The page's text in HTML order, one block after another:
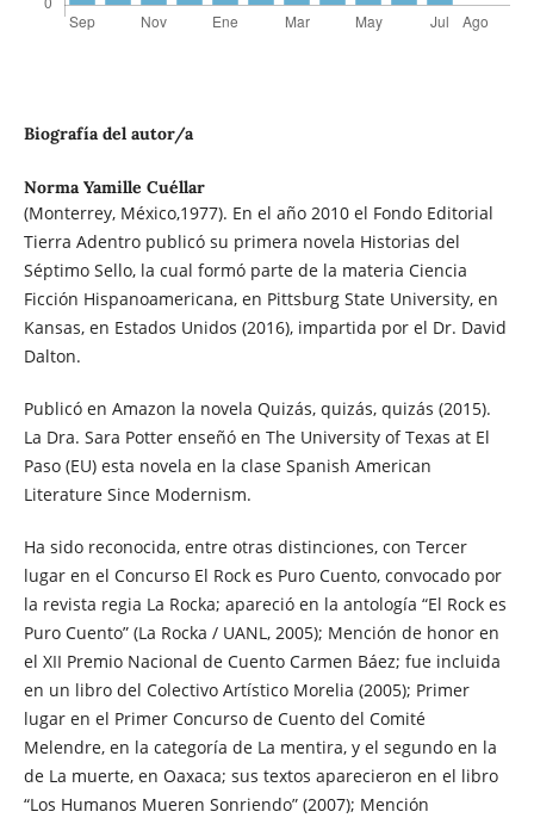
Biografía del autor/a
Norma Yamille Cuéllar
(Monterrey, México,1977). En el año 2010 el Fondo Editorial
Tierra Adentro publicó su primera novela Historias del
Séptimo Sello, la cual formó parte de la materia Ciencia
Ficción Hispanoamericana, en Pittsburg State University, en
Kansas, en Estados Unidos (2016), impartida por el Dr. David
Dalton.
Publicó en Amazon la novela Quizás, quizás, quizás (2015).
La Dra. Sara Potter enseñó en The University of Texas at El
Paso (EU) esta novela en la clase Spanish American
Literature Since Modernism.
Ha sido reconocida, entre otras distinciones, con Tercer
lugar en el Concurso El Rock es Puro Cuento, convocado por
la revista regia La Rocka; apareció en la antología “El Rock es
Puro Cuento” (La Rocka / UANL, 2005); Mención de honor en
el XII Premio Nacional de Cuento Carmen Báez; fue incluida
en un libro del Colectivo Artístico Morelia (2005); Primer
lugar en el Primer Concurso de Cuento del Comité
Melendre, en la categoría de La mentira, y el segundo en la
de La muerte, en Oaxaca; sus textos aparecieron en el libro
“Los Humanos Mueren Sonriendo” (2007); Mención